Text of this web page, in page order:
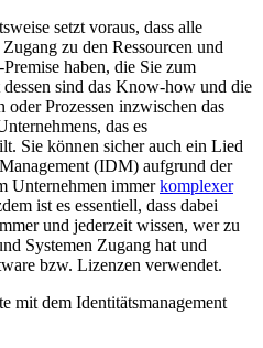
setzt voraus, dass alle
zu den Ressourcen und
haben, die Sie zum
sind das Know-how und die
Prozessen inzwischen das
das es
Sie können sicher auch ein Lied
(IDM) aufgrund der
Unternehmen immerkomplexer
ist es essentiell, dass dabei
und jederzeit wissen, wer zu
Systemen Zugang hat und
bzw. Lizenzen verwendet.
mit dem Identitätsmanagement